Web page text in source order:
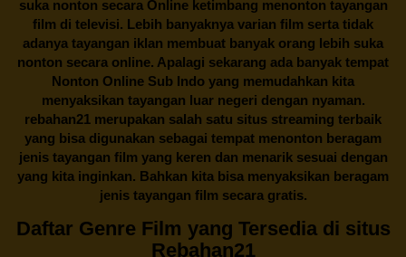
suka nonton secara Online ketimbang menonton tayangan
film di televisi. Lebih banyaknya varian film serta tidak
adanya tayangan iklan membuat banyak orang lebih suka
nonton secara online. Apalagi sekarang ada banyak tempat
Nonton Online Sub Indo yang memudahkan kita
menyaksikan tayangan luar negeri dengan nyaman.
rebahan21 merupakan salah satu situs streaming terbaik
yang bisa digunakan sebagai tempat menonton beragam
jenis tayangan film yang keren dan menarik sesuai dengan
yang kita inginkan. Bahkan kita bisa menyaksikan beragam
jenis tayangan film secara gratis.
Daftar Genre Film yang Tersedia di situs
Rebahan21